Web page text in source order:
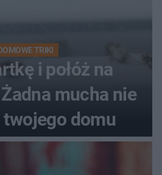
TRIKI
i połóż na
mucha nie
domu